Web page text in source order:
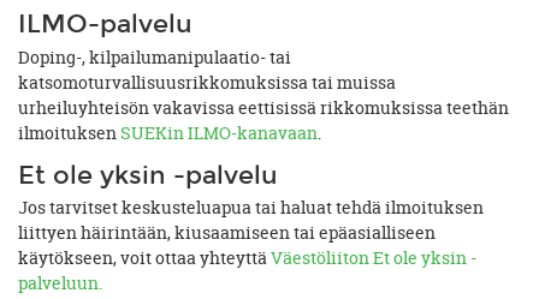
ILMO-palvelu
Doping-, kilpailumanipulaatio- tai
katsomoturvallisuusrikkomuksissa tai muissa
urheiluyhteisön vakavissa eettisissä rikkomuksissa teethän
ilmoituksen SUEKin ILMO-kanavaan
Et ole yksin -palvelu
Jos tarvitset keskusteluapua tai haluat tehdä ilmoituksen
liittyen häirintään, kiusaamiseen tai epäasialliseen
käytökseen, voit ottaa yhteyttä Väestöliiton Et ole yksin -
palveluun.